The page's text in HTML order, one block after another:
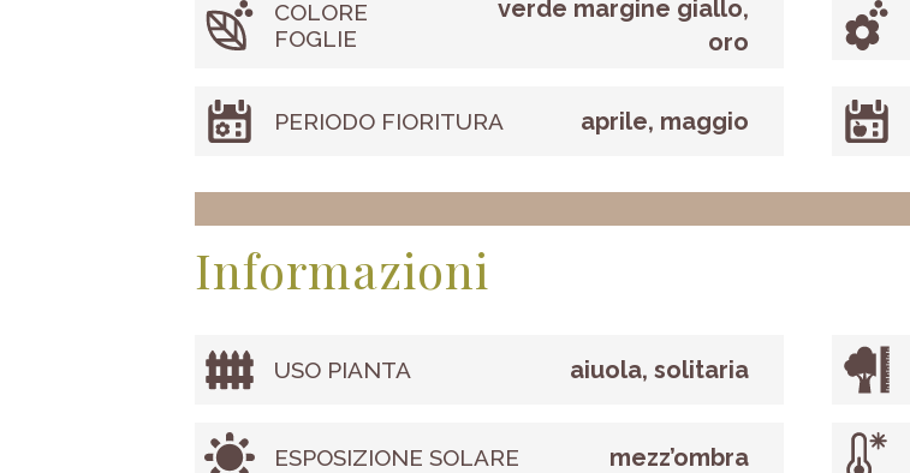
COLORE
FOGLIE
verde margine giallo,
oro
PERIODO FIORITURA aprile, maggio
Informazioni
USO PIANTA aiuola, solitaria
ESPOSIZIONE SOLARE mezz’ombra